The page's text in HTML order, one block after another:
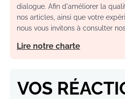
dialogue. Afin d'améliorer la
nos articles, ainsi que votre
nous vous invitons à consulter
Lire notre charte
VOS